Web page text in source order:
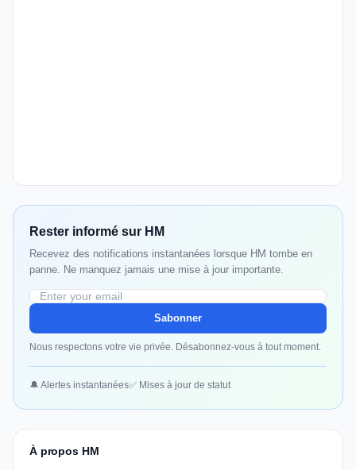
Rester informé sur HM
Recevez des notifications instantanées lorsque HM tombe en
panne. Ne manquez jamais une mise à jour importante.
Sabonner
Nous respectons votre vie privée. Désabonnez-vous à tout moment.
🔔 Alertes instantanées✅ Mises à jour de statut
À propos HM